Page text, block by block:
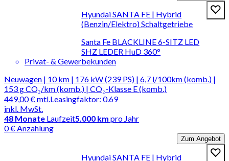
Hyundai SANTA FE | Hybrid
(Benzin/Elektro) Schaltgetriebe
Santa Fe BLACKLINE 6-SITZ LED
SHZ LEDER HuD 360°
Privat- & Gewerbekunden
Neuwagen | 10 km | 176 kW (239 PS) | 6,7 l/100km (komb.) |
153 g CO₂/km (komb.) | CO₂-Klasse E (komb.)
449,00 €mtl.
inkl. MwSt.
Leasingfaktor: 0.69
48 Monate Laufzeit5.000 km pro Jahr
0 € Anzahlung
Zum Angebot
Hyundai SANTA FE | Hybrid